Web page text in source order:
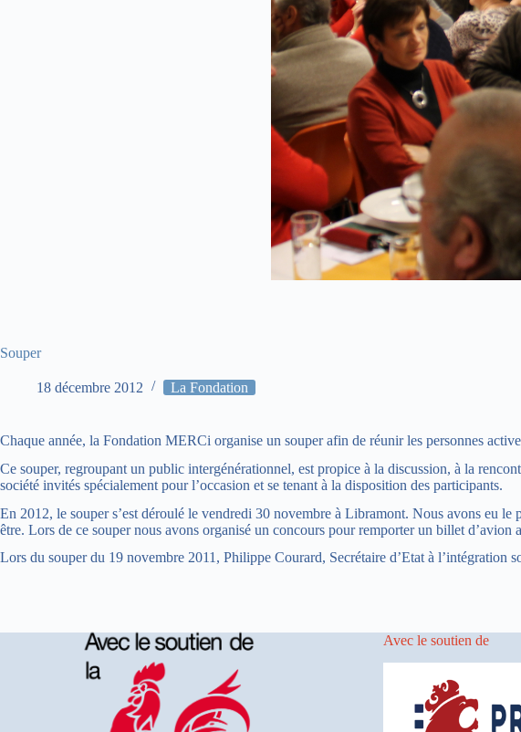
Souper
18 décembre 2012 La Fondation
Chaque année, la Fondation MERCi organise un souper afin de réunir les personnes
Ce souper, regroupant un public intergénérationnel, est propice à la discussion, à la
société invités spécialement pour l’occasion et se tenant à la disposition des participants.
En 2012, le souper s’est déroulé le vendredi 30 novembre à Libramont. Nous avons eu
être. Lors de ce souper nous avons organisé un concours pour remporter un billet
Lors du souper du 19 novembre 2011, Philippe Courard, Secrétaire d’Etat à
Avec le soutien de